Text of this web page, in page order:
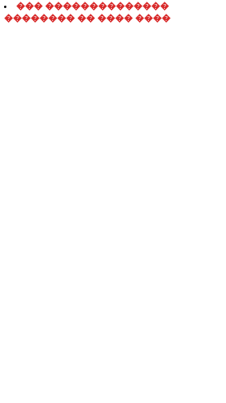
��� ��������������
�������� �� ���� ����